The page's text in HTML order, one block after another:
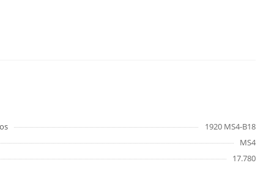
1920 MS4-B18
MS4
17.780